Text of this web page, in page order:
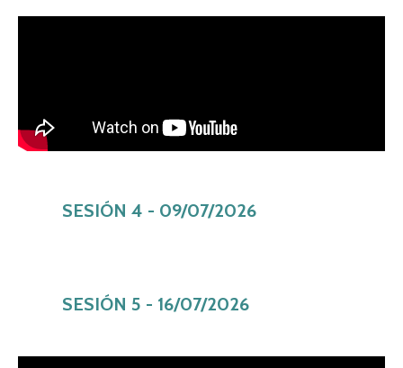
SESIÓN 4 - 09/07/2026
SESIÓN 5 - 16/07/2026